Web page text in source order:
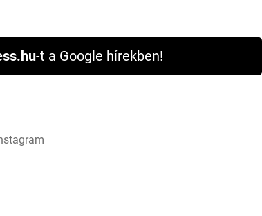
-t a Google hírekben!